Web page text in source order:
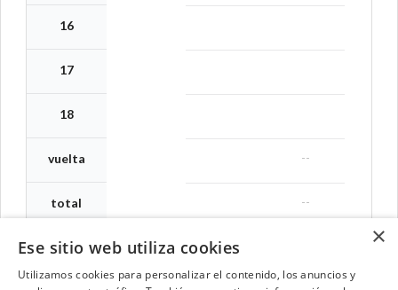
16
17
18
vuelta
total
--
--
×
Ese sitio web utiliza cookies
Utilizamos cookies para personalizar el contenido, los anuncios y